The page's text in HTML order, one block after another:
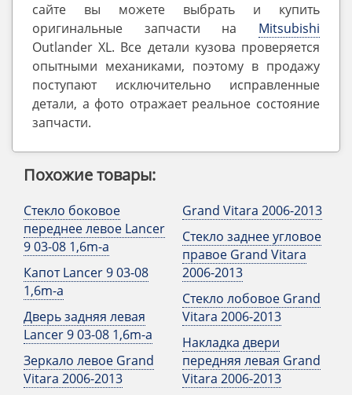
сайте вы можете выбрать и купить
оригинальные запчасти на Mitsubishi
Outlander ‎XL. Все детали кузова проверяется
опытными механиками, поэтому в продажу
поступают исключительно исправленные
детали, а фото отражает реальное состояние
запчасти.
Похожие товары:
Стекло боковое
переднее левое Lancer
9 03-08 1,6m-a
Капот Lancer 9 03-08
1,6m-a
Дверь задняя левая
Lancer 9 03-08 1,6m-a
Зеркало левое Grand
Vitara 2006-2013
Grand Vitara 2006-2013
Стекло заднее угловое
правое Grand Vitara
2006-2013
Стекло лобовое Grand
Vitara 2006-2013
Накладка двери
передняя левая Grand
Vitara 2006-2013